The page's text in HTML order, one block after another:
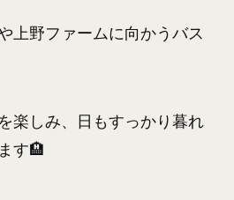
上野ファームに向かうバス
楽しみ、日もすっかり暮れ
す🏨